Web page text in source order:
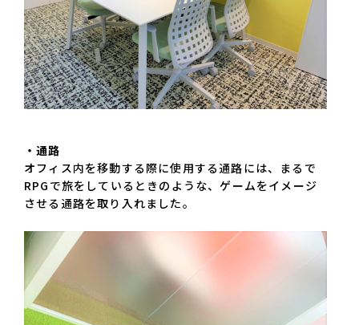
・通路
オフィス内を移動する際に使用する通路には、まるで
RPGで旅をしているときのような、ゲームをイメージ
させる通路を取り入れました。